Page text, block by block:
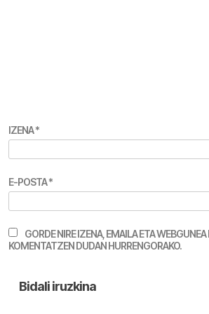
IZENA*
E-POSTA*
GORDE NIRE IZENA, EMAILA ETA
KOMENTATZEN DUDAN HURRENGORAKO.